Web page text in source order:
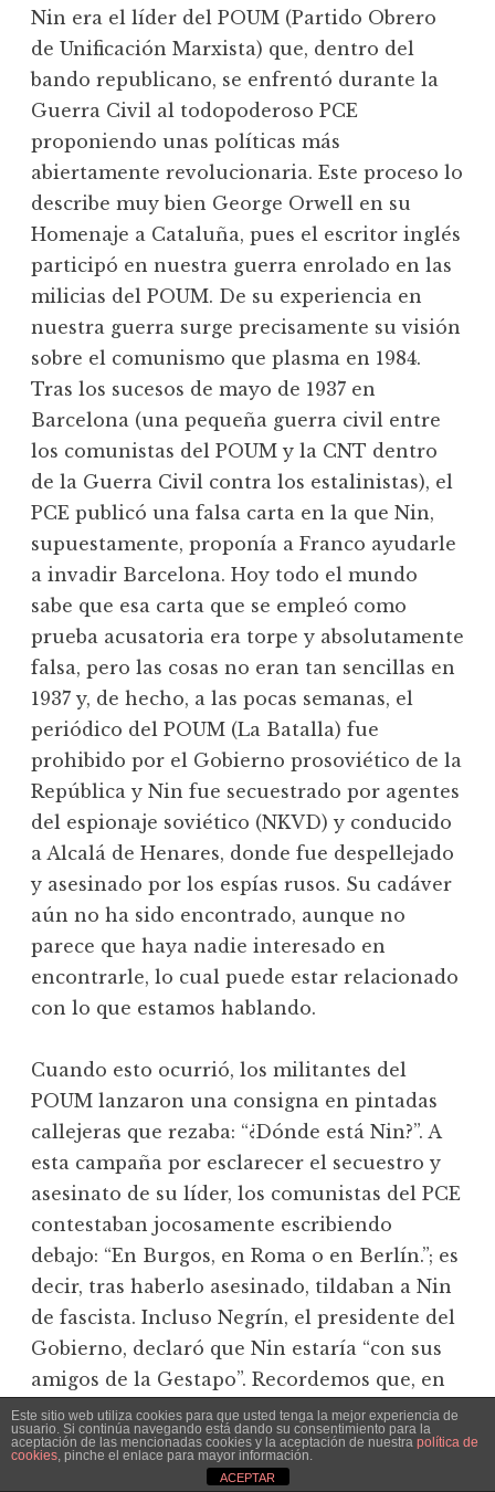
Nin era el líder del POUM (Partido Obrero
de Unificación Marxista) que, dentro del
bando republicano, se enfrentó durante la
Guerra Civil al todopoderoso PCE
proponiendo unas políticas más
abiertamente revolucionaria. Este proceso lo
describe muy bien George Orwell en su
Homenaje a Cataluña, pues el escritor inglés
participó en nuestra guerra enrolado en las
milicias del POUM. De su experiencia en
nuestra guerra surge precisamente su visión
sobre el comunismo que plasma en 1984.
Tras los sucesos de mayo de 1937 en
Barcelona (una pequeña guerra civil entre
los comunistas del POUM y la CNT dentro
de la Guerra Civil contra los estalinistas), el
PCE publicó una falsa carta en la que Nin,
supuestamente, proponía a Franco ayudarle
a invadir Barcelona. Hoy todo el mundo
sabe que esa carta que se empleó como
prueba acusatoria era torpe y absolutamente
falsa, pero las cosas no eran tan sencillas en
1937 y, de hecho, a las pocas semanas, el
periódico del POUM (La Batalla) fue
prohibido por el Gobierno prosoviético de la
República y Nin fue secuestrado por agentes
del espionaje soviético (NKVD) y conducido
a Alcalá de Henares, donde fue despellejado
y asesinado por los espías rusos. Su cadáver
aún no ha sido encontrado, aunque no
parece que haya nadie interesado en
encontrarle, lo cual puede estar relacionado
con lo que estamos hablando.
Cuando esto ocurrió, los militantes del
POUM lanzaron una consigna en pintadas
callejeras que rezaba: “¿Dónde está Nin?”. A
esta campaña por esclarecer el secuestro y
asesinato de su líder, los comunistas del PCE
contestaban jocosamente escribiendo
debajo: “En Burgos, en Roma o en Berlín.”; es
decir, tras haberlo asesinado, tildaban a Nin
de fascista. Incluso Negrín, el presidente del
Gobierno, declaró que Nin estaría “con sus
amigos de la Gestapo”. Recordemos que, en
esos mismos momentos, era el propio Stalin
quien se disponía realmente a negociar con
los nazis un pacto que suponía la
Este sitio web utiliza cookies para que usted tenga la mejor experiencia de
usuario. Si continúa navegando está dando su consentimiento para la
aceptación de las mencionadas cookies y la aceptación de nuestra política de
cookies, pinche el enlace para mayor información.
ACEPTAR